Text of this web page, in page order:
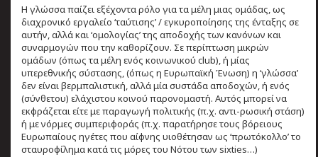
Η γλώσσα παίζει εξέχοντα ρόλο για τα μέλη μιας ομάδας, ως
διαχρονικό εργαλείο ‘ταύτισης’ / εγκυροποίησης της ένταξης σε
αυτήν, αλλά και ‘ομολογίας’ της αποδοχής των κανόνων και
συναρμογών που την καθορίζουν. Σε περίπτωση μικρών
ομάδων (όπως τα μέλη ενός κοινωνικού club), ή μίας
υπερεθνικής σύστασης, (όπως η Ευρωπαϊκή Ένωση) η ‘γλώσσα’
δεν είναι βερμπαλιστική, αλλά μία συστάδα αποδοχών, ή ενός
(σύνθετου) ελάχιστου κοινού παρονομαστή. Αυτός μπορεί να
εκφράζεται είτε με παραγωγή πολιτικής (π.χ. αντι-ρωσική στάση)
ή με νόρμες συμπεριφοράς (π.χ. παρατήρησε τους βόρειους
Ευρωπαίους ηγέτες που αίφνης υιοθέτησαν ως ‘πρωτόκολλο’ το
σταυροφίλημα κατά τις μόρες του Νότου των sixties…)